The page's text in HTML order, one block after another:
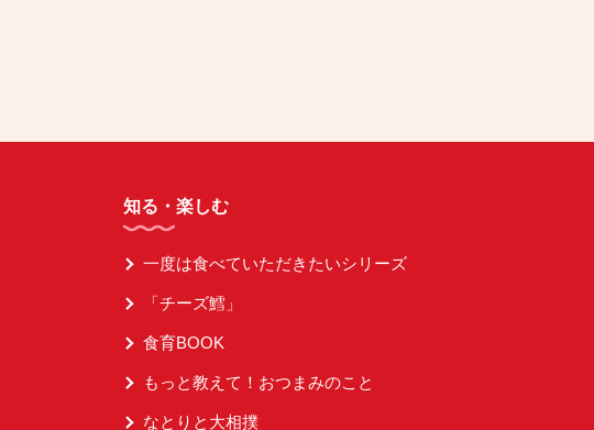
知る・楽しむ
一度は食べていただきたいシリーズ
「チーズ鱈」
食育BOOK
もっと教えて！おつまみのこと
なとりと大相撲